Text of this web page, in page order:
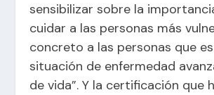
sensibilizar sobre la
cuidar a las personas más
concreto a las personas que
situación de enfermedad
de vida”. Y la certificación que